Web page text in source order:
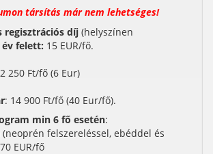
társítás már nem lehetséges!
regisztrációs díj (helyszínen
év felett: 15 EUR/fő.
2 250 Ft/fő (6 Eur)
: 14 900 Ft/fő (40 Eur/fő).
min 6 fő esetén:
(neoprén felszereléssel, ebéddel és
EUR/fő